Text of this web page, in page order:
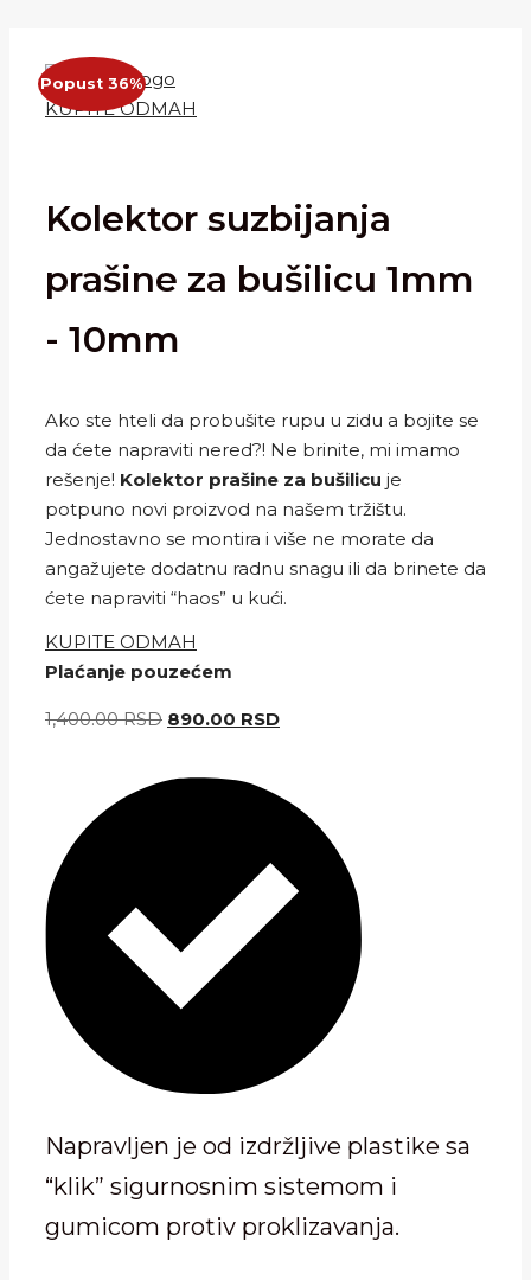
KUPITE ODMAH
Kolektor suzbijanja
prašine za bušilicu 1mm
- 10mm
Ako ste hteli da probušite rupu u zidu a bojite se
da ćete napraviti nered?! Ne brinite, mi imamo
rešenje! Kolektor prašine za bušilicu je
potpuno novi proizvod na našem tržištu.
Jednostavno se montira i više ne morate da
angažujete dodatnu radnu snagu ili da brinete da
ćete napraviti “haos” u kući.
KUPITE ODMAH
Plaćanje pouzećem
1,400.00RSD Originalna
je
890.00 RSDTrenutna
890.00 RSD.
Napravljen je od izdržljive plastike sa
“klik” sigurnosnim sistemom i
gumicom protiv proklizavanja.
Popust 36%